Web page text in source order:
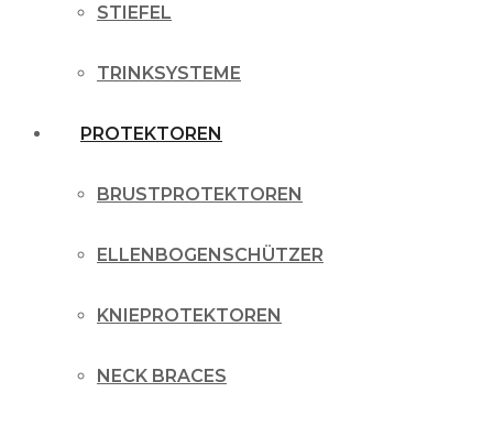
STIEFEL
TRINKSYSTEME
PROTEKTOREN
BRUSTPROTEKTOREN
ELLENBOGENSCHÜTZER
KNIEPROTEKTOREN
NECK BRACES